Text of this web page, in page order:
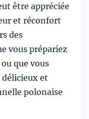
être appréciée
et réconfort
des
vous prépariez
que vous
et
polonaise